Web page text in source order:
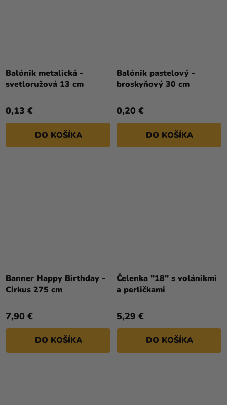
Balónik metalická -
svetloružová 13 cm
0,13 €
DO KOŠÍKA
Balónik pastelový -
broskyňový 30 cm
0,20 €
DO KOŠÍKA
Banner Happy Birthday -
Cirkus 275 cm
7,90 €
DO KOŠÍKA
Čelenka ''18'' s volánikmi
a perličkami
5,29 €
DO KOŠÍKA